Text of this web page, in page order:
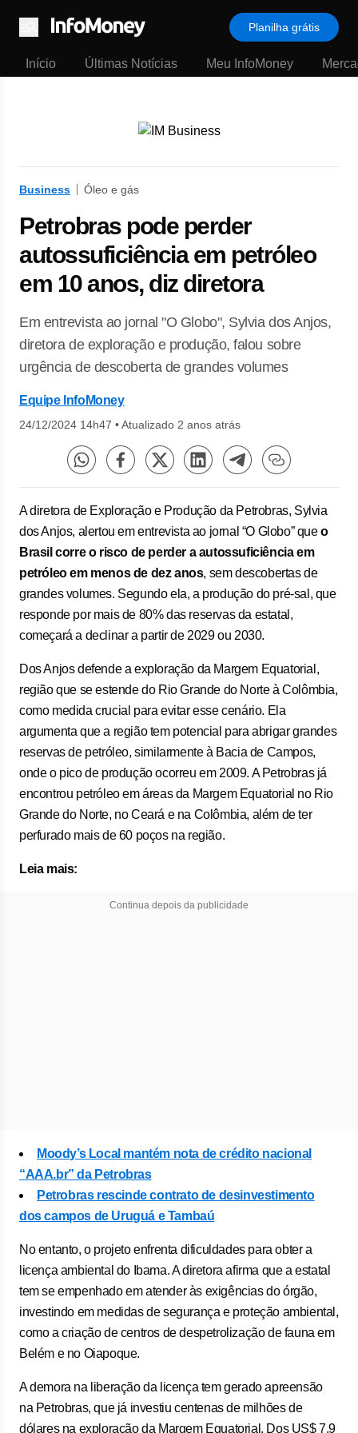
Menu
Planilha grátis
Início Últimas Notícias Meu InfoMoney
Business Óleo e gás
Petrobras pode perder
autossuficiência em petróleo
em 10 anos, diz diretora
Em entrevista ao jornal "O Globo", Sylvia dos Anjos,
diretora de exploração e produção, falou sobre
urgência de descoberta de grandes volumes
Equipe InfoMoney
24/12/2024 14h47 •Atualizado 2 anos atrás
A diretora de Exploração e Produção da Petrobras, Sylvia
dos Anjos, alertou em entrevista ao jornal “O Globo” queo
Brasil corre o risco de perder a autossuficiência em
petróleo em menos de dez anos, sem descobertas de
grandes volumes. Segundo ela, a produção do pré-sal, que
responde por mais de 80% das reservas da estatal,
começará a declinar a partir de 2029 ou 2030.
Dos Anjos defende a exploração da Margem Equatorial,
região que se estende do Rio Grande do Norte à Colômbia,
como medida crucial para evitar esse cenário. Ela
argumenta que a região tem potencial para abrigar grandes
reservas de petróleo, similarmente à Bacia de Campos,
onde o pico de produção ocorreu em 2009. A Petrobras já
encontrou petróleo em áreas da Margem Equatorial no Rio
Grande do Norte, no Ceará e na Colômbia, além de ter
perfurado mais de 60 poços na região.
Leia mais:
Continua depois da publicidade
Moody’s Local mantém nota de crédito nacional
“AAA.br” da Petrobras
Petrobras rescinde contrato de desinvestimento
dos campos de Uruguá e Tambaú
No entanto, o projeto enfrenta dificuldades para obter a
licença ambiental do Ibama. A diretora afirma que a estatal
tem se empenhado em atender às exigências do órgão,
investindo em medidas de segurança e proteção ambiental,
como a criação de centros de despetrolização de fauna em
Belém e no Oiapoque.
A demora na liberação da licença tem gerado apreensão
na Petrobras, que já investiu centenas de milhões de
dólares na exploração da Margem Equatorial. Dos US$ 7,9